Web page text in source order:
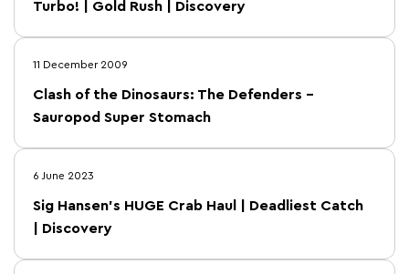
Turbo! | Gold Rush | Discovery
11 December 2009
Clash of the Dinosaurs: The Defenders –
Sauropod Super Stomach
6 June 2023
Sig Hansen's HUGE Crab Haul | Deadliest Catch
| Discovery